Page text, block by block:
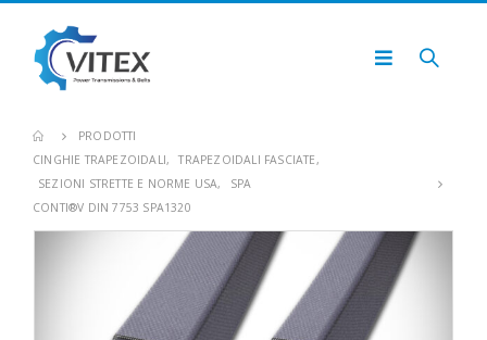
PRODOTTI
CINGHIE TRAPEZOIDALI, TRAPEZOIDALI FASCIATE,
SEZIONI STRETTE E NORME USA,
SPA
CONTI®V DIN 7753 SPA1320